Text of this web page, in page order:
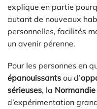
explique en partie
autant de nouveaux
personnelles, facilités
un avenir pérenne.
Pour les personnes en
épanouissants ou d’
sérieuses, la Normandie
d’expérimentation